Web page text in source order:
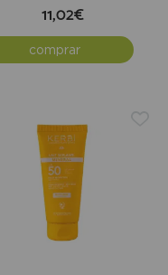
11,02€
comprar